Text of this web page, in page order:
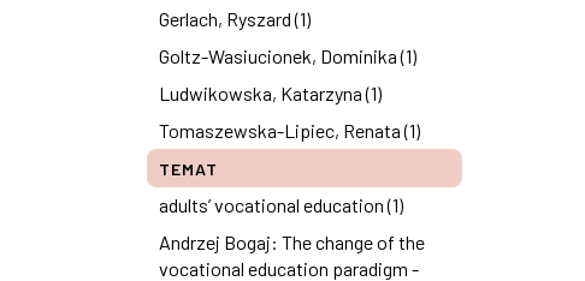
Gerlach, Ryszard (1)
Goltz-Wasiucionek, Dominika (1)
Ludwikowska, Katarzyna (1)
Tomaszewska-Lipiec, Renata (1)
TEMAT
adults’ vocational education (1)
Andrzej Bogaj: The change of the
vocational education paradigm -